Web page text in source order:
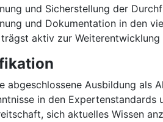
und Sicherstellung der
und Dokumentation in den
trägst aktiv zur
abgeschlossene Ausbildung als
in den
sich aktuelles Wissen